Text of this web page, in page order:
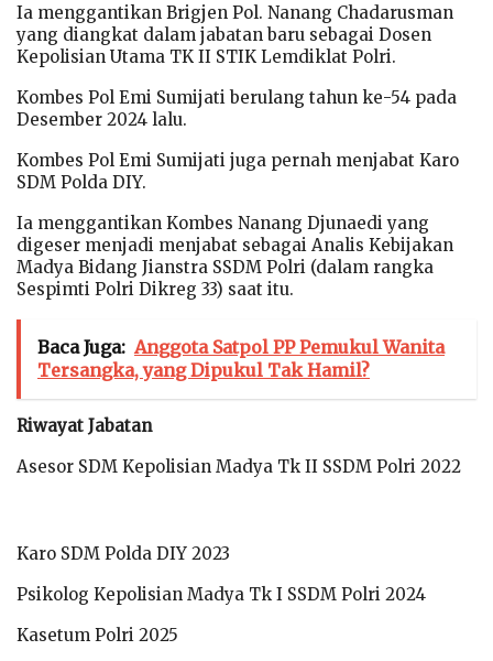
Ia menggantikan Brigjen Pol. Nanang Chadarusman
yang diangkat dalam jabatan baru sebagai Dosen
Kepolisian Utama TK II STIK Lemdiklat Polri.
Kombes Pol Emi Sumijati berulang tahun ke-54 pada
Desember 2024 lalu.
Kombes Pol Emi Sumijati juga pernah menjabat Karo
SDM Polda DIY.
Ia menggantikan Kombes Nanang Djunaedi yang
digeser menjadi menjabat sebagai Analis Kebijakan
Madya Bidang Jianstra SSDM Polri (dalam rangka
Sespimti Polri Dikreg 33) saat itu.
Baca Juga: Anggota Satpol PP Pemukul Wanita
Tersangka, yang Dipukul Tak Hamil?
Riwayat Jabatan
Asesor SDM Kepolisian Madya Tk II SSDM Polri 2022
Karo SDM Polda DIY 2023
Psikolog Kepolisian Madya Tk I SSDM Polri 2024
Kasetum Polri 2025